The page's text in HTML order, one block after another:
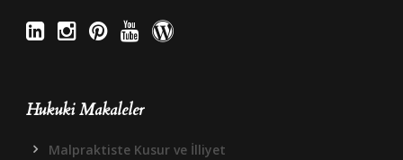
Hukuki Makaleler
Malpraktiste Kusur ve İlliyet